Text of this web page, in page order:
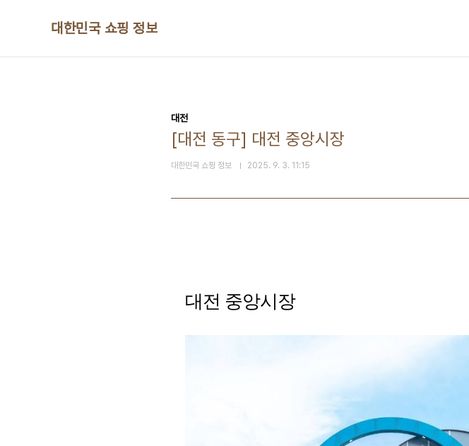
대한민국 쇼핑 정보
대전
[대전 동구] 대전 중앙시장
대한민국 쇼핑 정보 2025. 9. 3. 11:15
대전 중앙시장